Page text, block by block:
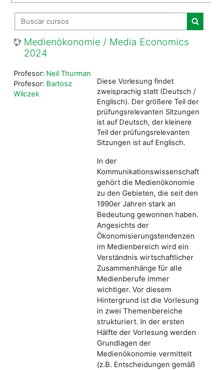
Buscar cursos
Medienökonomie / Media Economics
2024
Diese Vorlesung findet
zweisprachig statt (Deutsch /
Englisch). Der größere Teil der
prüfungsrelevanten Sitzungen
ist auf Deutsch, der kleinere
Teil der prüfungsrelevanten
Sitzungen ist auf Englisch.
In der
Kommunikationswissenschaft
gehört die Medienökonomie
zu den Gebieten, die seit den
1990er Jahren stark an
Bedeutung gewonnen haben.
Angesichts der
Ökonomisierungstendenzen
im Medienbereich wird ein
Verständnis wirtschaftlicher
Zusammenhänge für alle
Medienberufe immer
wichtiger. Vor diesem
Hintergrund ist die Vorlesung
in zwei Themenbereiche
strukturiert. In der ersten
Hälfte der Vorlesung werden
Grundlagen der
Medienökonomie vermittelt
(z.B. Entscheidungen gemäß
Profesor: Neil Thurman
Profesor: Bartosz
Wilczek